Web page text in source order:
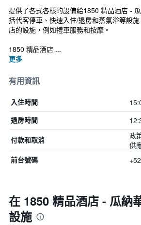
提供了各式各樣的設備給1850 精品酒店 -
括代客停車、快速入住/退房和蒸氣浴等設
店的設施，例如禮車服務和按摩。
1850 精品酒店 ...
更多
有用資訊
入住時間
退房時間
付款和取消
政
供
前台號碼
在 1850 精品酒店 - 瓜納
設施